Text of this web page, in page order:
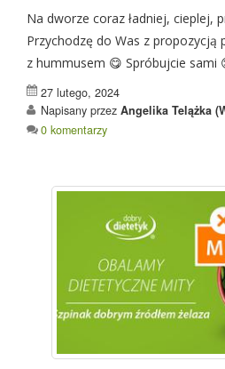
Na dworze coraz ładniej, cieplej,
Przychodzę do Was z propozycją
z hummusem 😋 Spróbujcie sami
27 lutego, 2024
Napisany przez Angelika Telążka
0 komentarzy